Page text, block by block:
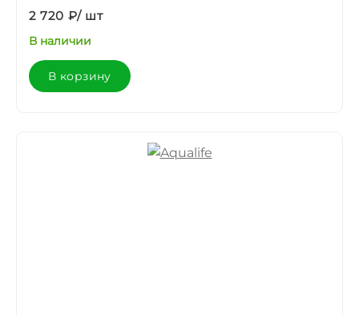
2 720 ₽/ шт
В наличии
В корзину